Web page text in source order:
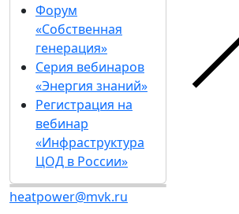
Форум
«Собственная
генерация»
Серия вебинаров
«Энергия знаний»
Регистрация на
вебинар
«Инфраструктура
ЦОД в России»
heatpower@mvk.ru